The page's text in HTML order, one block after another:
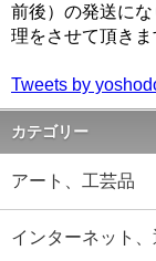
前後）の発送に
理をさせて頂きま
Tweets by
カテゴリー
アート、工芸品
インターネット